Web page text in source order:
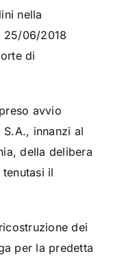
nella
25/06/2018
di
avvio
innanzi al
della delibera
il
dei
per la predetta